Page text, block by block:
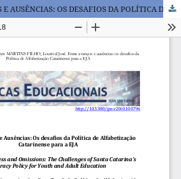
ENTRE AVANÇOS E AUSÊNCIAS: OS DESAFIOS DA POLÍTICA DE ALFABETIZAÇÃO CATARINENSE PARA A EJA